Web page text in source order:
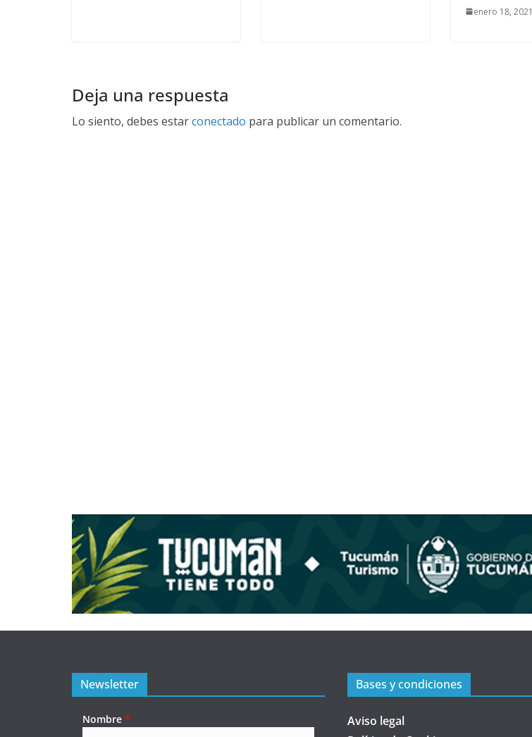
enero 18, 2021
Deja una respuesta
Lo siento, debes estarconectado para publicar un comentario.
Newsletter
Nombre *
Bases y condiciones
Aviso legal